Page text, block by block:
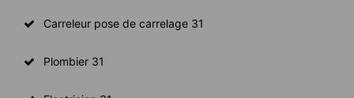
Carreleur pose de carrelage 31
Plombier 31